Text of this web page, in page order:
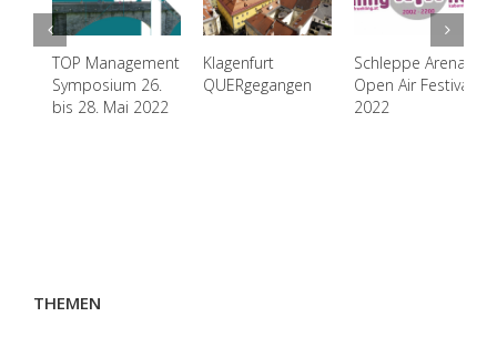
TOP Management
Symposium 26.
bis 28. Mai 2022
Klagenfurt
QUERgegangen
Schleppe Arena
Open Air Festival
2022
THEMEN